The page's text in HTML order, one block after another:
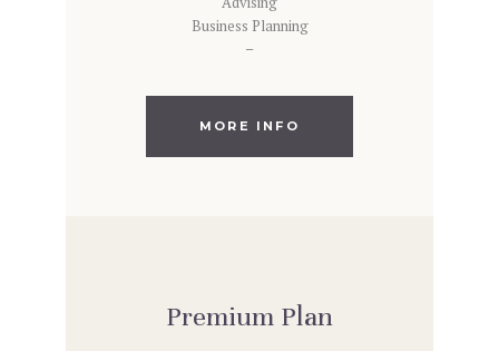
Business Planning
–
MORE INFO
Premium Plan